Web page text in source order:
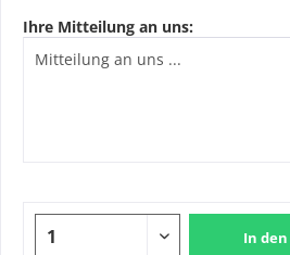
Ihre Mitteilung an uns:
In den